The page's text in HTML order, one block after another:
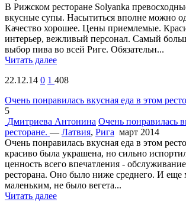
В Рижском ресторане Solyanka
вкусные супы. Насытиться вполне можно
Качество хорошее. Цены приемлемые.
интерьер, вежливый персонал. Самый
выбор пива во всей Риге. Обязательн...
Читать далее
22.12.14 0 1 408
Очень понравилась вкусная еда в этом
5
Дмитриева Антонина Очень понравилась
ресторане. — Латвия, Рига март 2014
Очень понравилась вкусная еда в этом
красиво была украшена, но сильно
ценность всего впечатления -
ресторана. Оно было ниже среднего. И
маленьким, не было вегета...
Читать далее